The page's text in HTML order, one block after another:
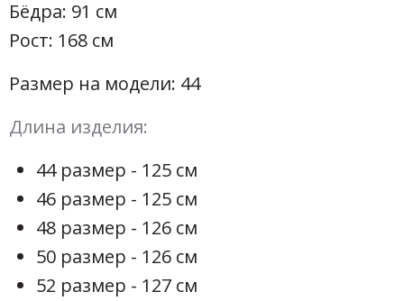
Бёдра: 91 см
Рост: 168 см
Размер на модели: 44
Длина изделия:
44 размер - 125 см
46 размер - 125 см
48 размер - 126 см
50 размер - 126 см
52 размер - 127 см